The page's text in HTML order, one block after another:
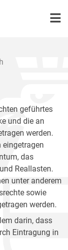
geführtes
und die an
werden.
eingetragen
das
Reallasten.
unter anderem
sowie
werden.
darin, dass
Eintragung in